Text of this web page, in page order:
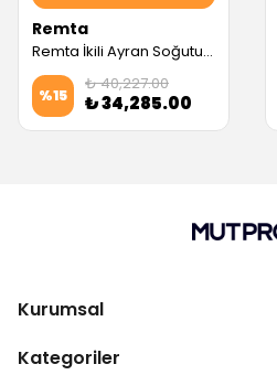
Remta
Remta İkili Ayran Soğutucu, Sarı (Servis Garantili)
%15
₺ 40,227.00
₺ 34,285.00
Kurumsal
Kategoriler